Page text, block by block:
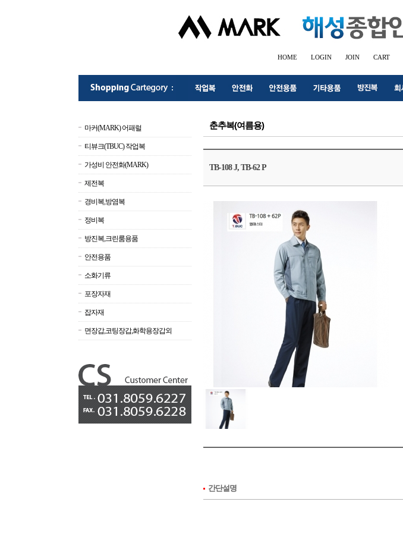
HOME LOGIN JOIN CART
마커(MARK) 어패럴
티뷰크(TBUC) 작업복
가성비 안전화(MARK)
제전복
경비복,방염복
정비복
방진복,크린룸용품
안전용품
소화기류
포장자재
잡자재
면장갑,코팅장갑,화학용장갑외
춘추복(여름용)
TB-108 J, TB-62 P
간단설명